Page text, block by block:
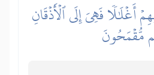
أَغۡلَٰلٗا فَهِيَ إِلَى ٱلۡأَذۡقَانِ
مُّقۡمَحُونَ